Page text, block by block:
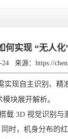
何实现 “无人
24 来源： https://
现自主识别、精
块展开解析。
3D 视觉识别与
时，机身分布的